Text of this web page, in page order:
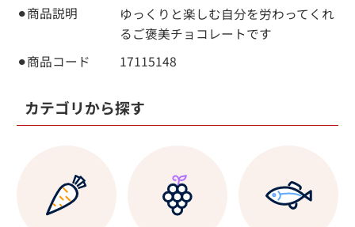
⚫︎商品説明
ゆっくりと楽しむ自分を労わってくれ
るご褒美チョコレートです
⚫︎商品コード 17115148
カテゴリから探す